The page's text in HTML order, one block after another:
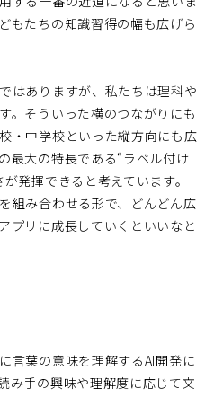
もたちの知識習得の幅も広げら
はありますが、私たちは理科や
。そういった横のつながりにも
・中学校といった縦方向にも広
最大の特長である“ラベル付け
発揮できると考えています。
組み合わせる形で、どんどん広
プリに成長していくといいなと
言葉の意味を理解するAI開発に
み手の興味や理解度に応じて文